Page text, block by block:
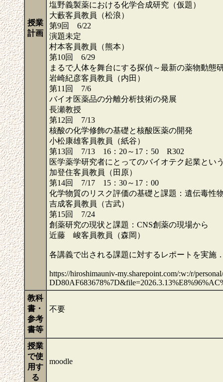
授業
計画
塩野義製薬における化学合成研究（仮題）
大藪客員教員（松浪）
第9回 6/22
演題未定
村本客員教員（熊本）
第10回 6/29
まるで人体を舞台にする探偵～最新の薬物動態
岩崎紀彦客員教員（内田）
第11回 7/6
バイオ医薬品の分離分析技術の発展
長瀬教授
第12回 7/13
核酸の化学修飾の基礎と核酸医薬の開発
小松康雄客員教員（紙谷）
第13回 7/13 16：20～17：50 R302
医学薬学研究者にとってのバイオテク起業とい
加登住客員教員（田原）
第14回 7/17 15：30～17：00
化学物質のリスク評価の基礎と課題：遺伝毒性
吉成客員教員（古武）
第15回 7/24
創薬研究の現状と課題：CNS創薬の現場から
近藤 峻客員教員（森岡）
各講義で出される課題に対するレポートを実施
https://hiroshimauniv-my.sharepoint.com/:w:/r/
教科
書・
参考
書等
不要
授業
で使
用す
る
moodle